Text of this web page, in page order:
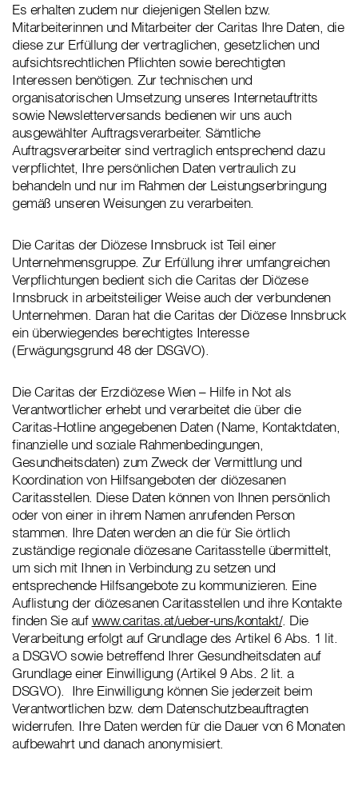
Es erhalten zudem nur diejenigen Stellen bzw.
Mitarbeiterinnen und Mitarbeiter der Caritas Ihre Daten, die
diese zur Erfüllung der vertraglichen, gesetzlichen und
aufsichtsrechtlichen Pflichten sowie berechtigten
Interessen benötigen. Zur technischen und
organisatorischen Umsetzung unseres Internetauftritts
sowie Newsletterversands bedienen wir uns auch
ausgewählter Auftragsverarbeiter. Sämtliche
Auftragsverarbeiter sind vertraglich entsprechend dazu
verpflichtet, Ihre persönlichen Daten vertraulich zu
behandeln und nur im Rahmen der Leistungserbringung
gemäß unseren Weisungen zu verarbeiten.
Die Caritas der Diözese Innsbruck ist Teil einer
Unternehmensgruppe. Zur Erfüllung ihrer umfangreichen
Verpflichtungen bedient sich die Caritas der Diözese
Innsbruck in arbeitsteiliger Weise auch der verbundenen
Unternehmen. Daran hat die Caritas der Diözese Innsbruck
ein überwiegendes berechtigtes Interesse
(Erwägungsgrund 48 der DSGVO).
Die Caritas der Erzdiözese Wien – Hilfe in Not als
Verantwortlicher erhebt und verarbeitet die über die
Caritas-Hotline angegebenen Daten (Name, Kontaktdaten,
finanzielle und soziale Rahmenbedingungen,
Gesundheitsdaten) zum Zweck der Vermittlung und
Koordination von Hilfsangeboten der diözesanen
Caritasstellen. Diese Daten können von Ihnen persönlich
oder von einer in ihrem Namen anrufenden Person
stammen. Ihre Daten werden an die für Sie örtlich
zuständige regionale diözesane Caritasstelle übermittelt,
um sich mit Ihnen in Verbindung zu setzen und
entsprechende Hilfsangebote zu kommunizieren. Eine
Auflistung der diözesanen Caritasstellen und ihre Kontakte
finden Sie aufwww.caritas.at/ueber-uns/kontakt/. Die
Verarbeitung erfolgt auf Grundlage des Artikel 6 Abs. 1 lit.
a DSGVO sowie betreffend Ihrer Gesundheitsdaten auf
Grundlage einer Einwilligung (Artikel 9 Abs. 2 lit. a
DSGVO). Ihre Einwilligung können Sie jederzeit beim
Verantwortlichen bzw. dem Datenschutzbeauftragten
widerrufen. Ihre Daten werden für die Dauer von 6 Monaten
aufbewahrt und danach anonymisiert.